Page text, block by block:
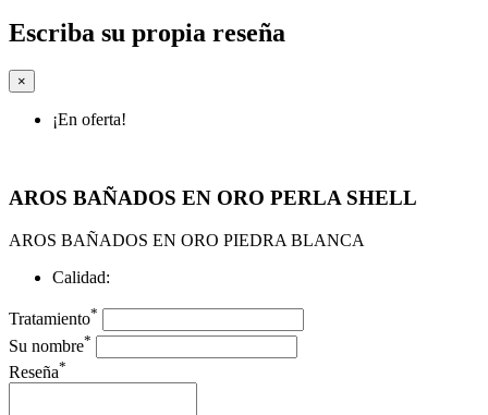
Escriba su propia reseña
×
¡En oferta!
AROS BAÑADOS EN ORO PERLA SHELL
AROS BAÑADOS EN ORO PIEDRA BLANCA
Calidad:
Tratamiento*
Su nombre*
Reseña*